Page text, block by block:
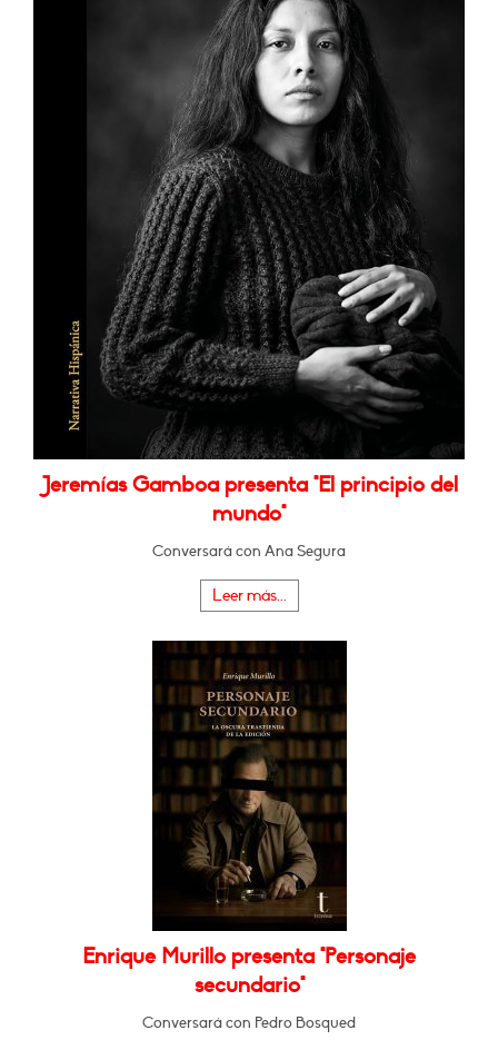
Jeremías Gamboa presenta "El principio del
mundo"
Conversará con Ana Segura
Leer más...
Enrique Murillo presenta "Personaje
secundario"
Conversará con Pedro Bosqued